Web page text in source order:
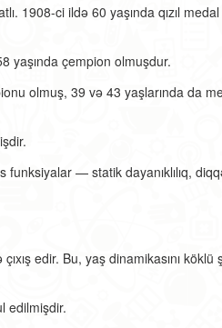
1908-ci ildə 60 yaşında qızıl medal
yaşında çempion olmuşdur.
olmuş, 39 və 43 yaşlarında da
— statik dayanıklılıq,
edir. Bu, yaş dinamikasını köklü
edilmişdir.